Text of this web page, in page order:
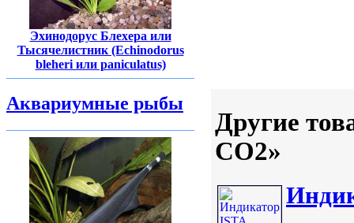
Эхинодорус Блехера или
Тысячелистник (Echinodorus
bleheri или paniculatus)
Аквариумные рыбы
Другие
CO2»